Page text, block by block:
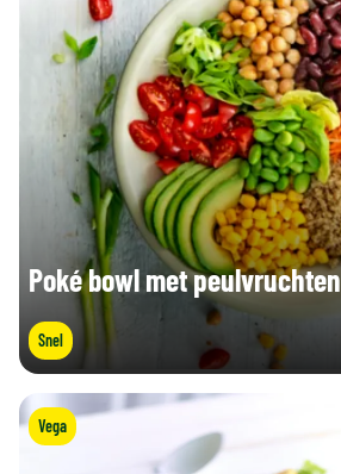
Zout (g)
0,3 g
Poké bowl met peulvruchten
Snel
Vega